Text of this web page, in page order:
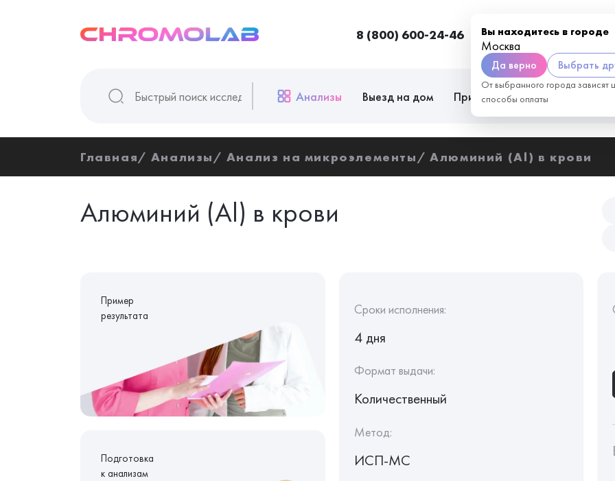
8 (800) 600-24-46 Вы находитесь в городе
Москва
Да верно Выбрать
От выбранного города зависят
способы оплаты
Москва
Анализы Выезд на дом Приём врачей
Главная Анализы Анализ на микроэлементы Алюминий (Al) в крови
Алюминий (Al) в крови
Пример
результата
Подготовка
к анализам
Сроки исполнения:
4 дня
Формат выдачи:
Количественный
Метод:
ИСП-МС